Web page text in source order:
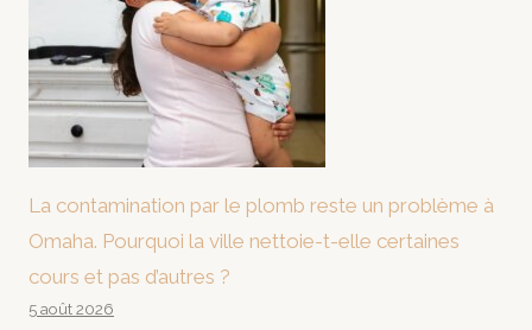
La contamination par le plomb reste un problème à
Omaha. Pourquoi la ville nettoie-t-elle certaines
cours et pas d’autres ?
5 août 2026